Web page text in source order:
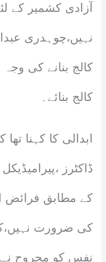
آزادی کشمیر کے
نہیں،چوہدری
کالج بنائے۔
ابدالی کا کہنا
ڈاکٹرز
کے مطابق فرائض
کی ضرورت
نفس کو مجروح